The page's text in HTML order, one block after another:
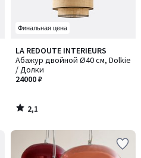
Финальная цена
LA REDOUTE INTERIEURS
Абажур двойной Ø40 см, Dolkie
/ Долки
24000 ₽
2,1
/ 5
2,1
/